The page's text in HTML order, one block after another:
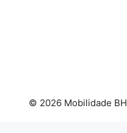
© 2026 Mobilidade BH